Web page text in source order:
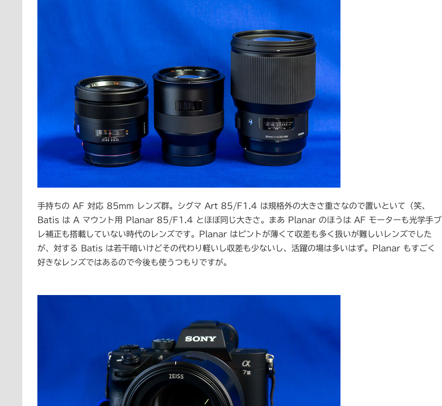
手持ちの AF 対応 85mm レンズ群。シグマ Art 85/F1.4 は規格外の大きさ重さなので置いといて（笑、
Batis は A マウント用 Planar 85/F1.4 とほぼ同じ大きさ。まあ Planar のほうは AF モーターも光学手ブ
レ補正も搭載していない時代のレンズです。Planar はピントが薄くて収差も多く扱いが難しいレンズでした
が、対する Batis は若干暗いけどその代わり軽いし収差も少ないし、活躍の場は多いはず。Planar もすごく
好きなレンズではあるので今後も使うつもりですが。